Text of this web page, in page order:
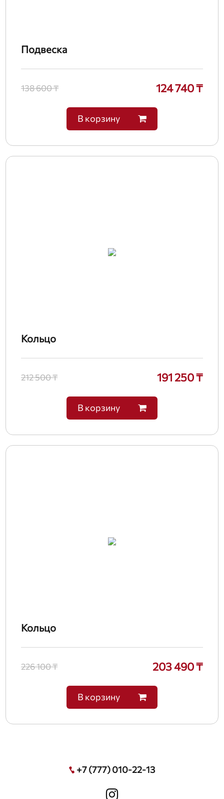
Подвеска
138 600 ₸ 124 740 ₸
В корзину
Кольцо
212 500 ₸ 191 250 ₸
В корзину
Кольцо
226 100 ₸ 203 490 ₸
В корзину
+7 (777) 010-22-13